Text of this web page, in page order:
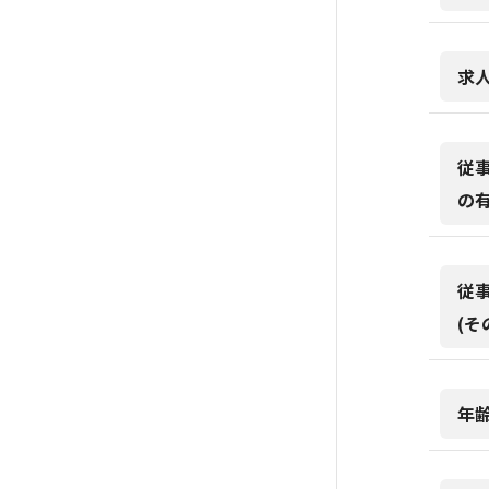
求
従
の
従
(そ
年